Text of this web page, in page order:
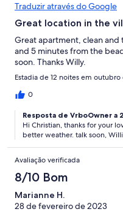
Traduzir através do Google
Great location in the
Great apartment, clean and
and 5 minutes from the
soon. Thanks Willy.
Estadia de 12 noites em
0
Resposta de VrboOwner
Hi Christian, thanks for your
better weather. talk soon,
Avaliação verificada
8/10 Bom
Marianne H.
28 de fevereiro de 2023